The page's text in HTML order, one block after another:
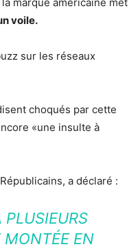
marque américaine met
voile.
sur les réseaux
choqués par cette
«une insulte à
a déclaré :
PLUSIEURS
MONTÉE EN